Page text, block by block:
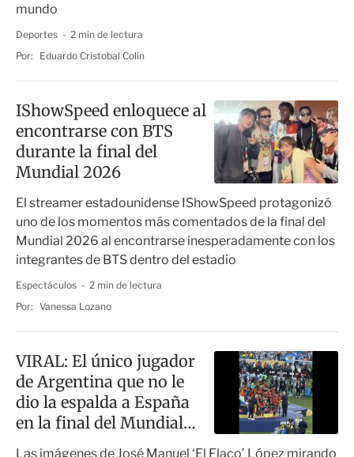
mundo
Deportes
2 min de lectura
Por:
Eduardo Cristobal Colin
IShowSpeed enloquece al
encontrarse con BTS
durante la final del
Mundial 2026
El streamer estadounidense IShowSpeed protagonizó
uno de los momentos más comentados de la final del
Mundial 2026 al encontrarse inesperadamente con los
integrantes de BTS dentro del estadio
Espectáculos
2 min de lectura
Por: Vanessa Lozano
VIRAL: El único jugador
de Argentina que no le
dio la espalda a España
en la final del Mundial
Las imágenes de José Manuel ‘El Flaco’ López mirando